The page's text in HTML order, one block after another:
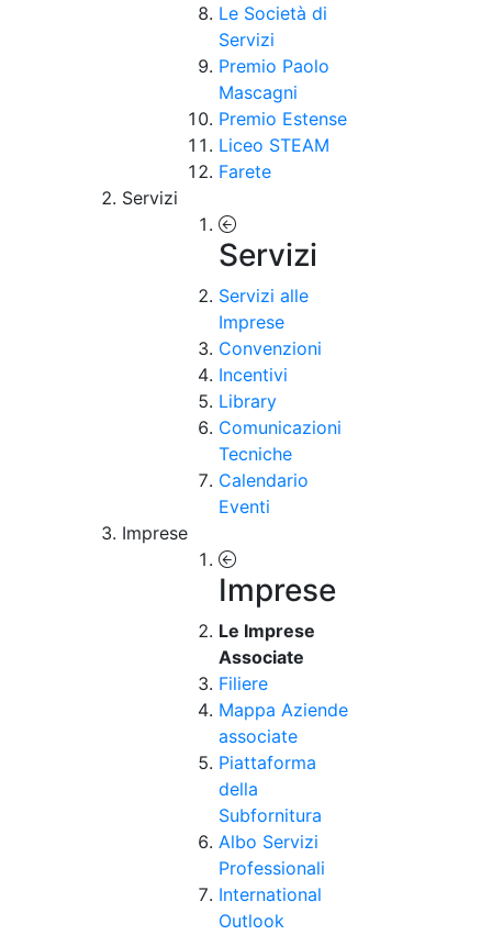
Le Società di
Servizi
Premio Paolo
Mascagni
Premio Estense
Liceo STEAM
Farete
Servizi
Servizi
Servizi alle
Imprese
Convenzioni
Incentivi
Library
Comunicazioni
Tecniche
Calendario
Eventi
Imprese
Imprese
Le Imprese
Associate
Filiere
Mappa Aziende
associate
Piattaforma
della
Subfornitura
Albo Servizi
Professionali
International
Outlook